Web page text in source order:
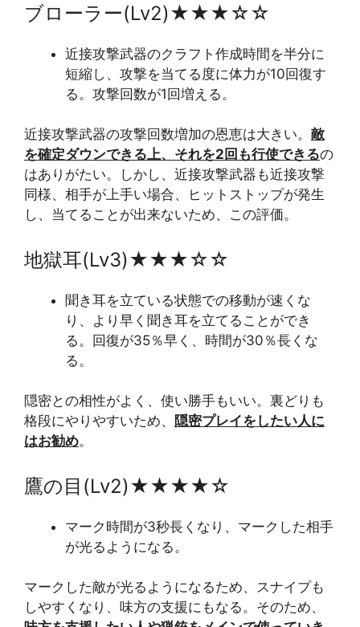
ブローラー(Lv2)★★★☆☆
近接攻撃武器のクラフト作成時間を半分に
短縮し、攻撃を当てる度に体力が10回復す
る。攻撃回数が1回増える。
近接攻撃武器の攻撃回数増加の恩恵は大きい。 敵
を確定ダウンできる上、それを2回も行使できるの
はありがたい。しかし、近接攻撃武器も近接攻撃
同様、相手が上手い場合、ヒットストップが発生
し、当てることが出来ないため、この評価。
地獄耳(Lv3)★★★☆☆
聞き耳を立ている状態での移動が速くな
り、より早く聞き耳を立てることができ
る。回復が35％早く、時間が30％長くな
る。
隠密との相性がよく、使い勝手もいい。裏どりも
格段にやりやすいため、 隠密プレイをしたい人に
はお勧め。
鷹の目(Lv2)★★★★☆
マーク時間が3秒長くなり、マークした相手
が光るようになる。
マークした敵が光るようになるため、スナイプも
しやすくなり、味方の支援にもなる。そのため、